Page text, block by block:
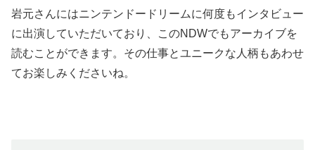
岩元さんにはニンテンドードリームに何度もインタビュー
に出演していただいており、このNDWでもアーカイブを
読むことができます。その仕事とユニークな人柄もあわせ
てお楽しみくださいね。